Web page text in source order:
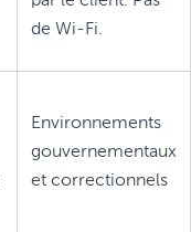
de Wi-Fi.
Environnements
gouvernementaux
et correctionnels